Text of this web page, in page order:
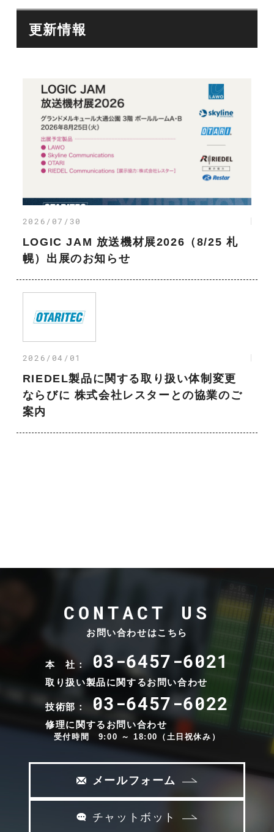
更新情報
2026/07/30
LOGIC JAM 放送機材展2026（8/25 札
幌）出展のお知らせ
2026/04/01
RIEDEL製品に関する取り扱い体制変更
ならびに 株式会社レスターとの協業のご
案内
CONTACT US
お問い合わせはこちら
本 社： 03-6457-6021
取り扱い製品に関するお問い合わせ
技術部： 03-6457-6022
修理に関するお問い合わせ
受付時間 9:00 ～ 18:00（土日祝休み）
メールフォーム
チャットボット